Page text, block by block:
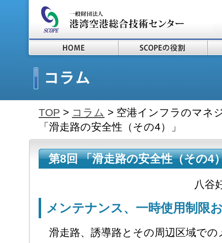
TOP > コラム > 空港インフラのマネ
「滑走路の安全性（その4）」
第8回 「滑走路の安全性（その
八谷
メンテナンス、一時使用制限
滑走路、誘導路とその周辺区域での